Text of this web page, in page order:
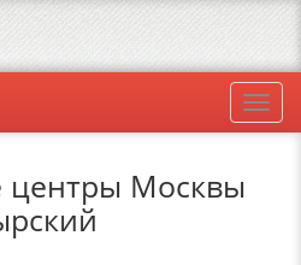
центры Москвы